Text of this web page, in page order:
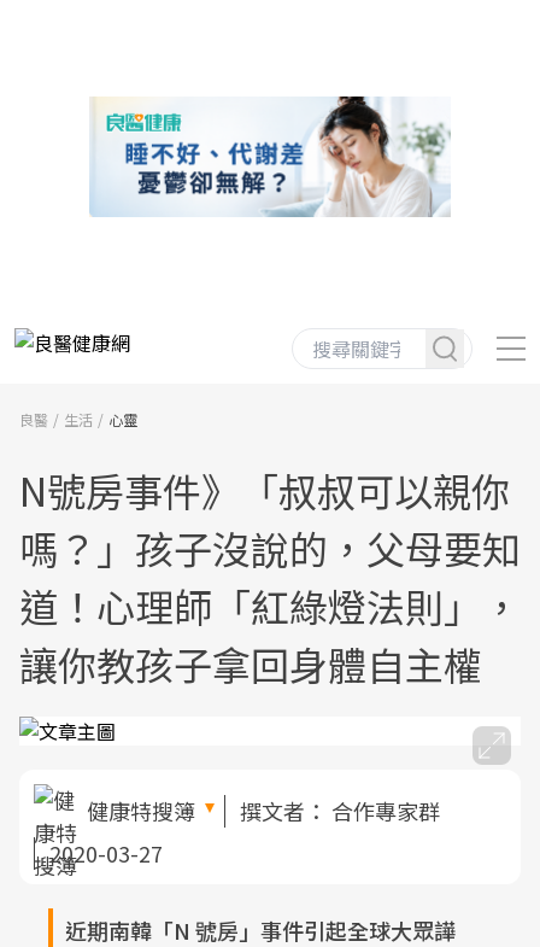
良醫 生活 心靈
N號房事件》「叔叔可以親你
嗎？」孩子沒說的，父母要知
道！心理師「紅綠燈法則」，
讓你教孩子拿回身體自主權
健康特搜簿 撰文者： 合作專家群
2020-03-27
近期南韓「N 號房」事件引起全球大眾譁